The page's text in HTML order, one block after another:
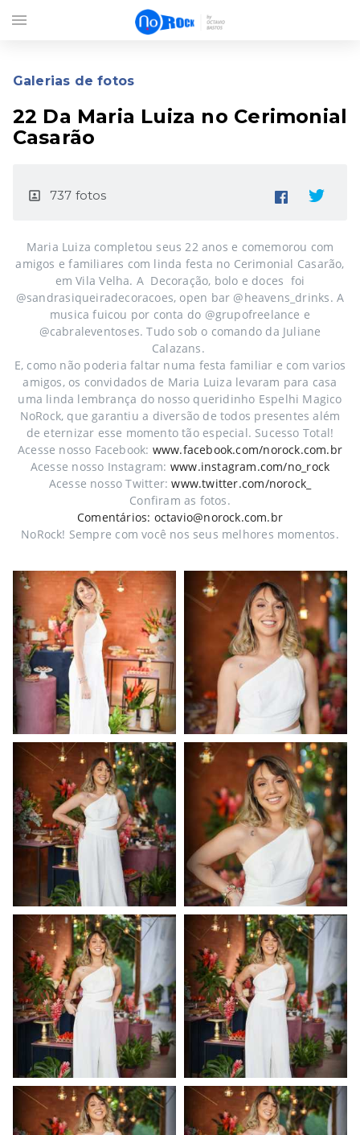
Galerias de fotos
22 Da Maria Luiza no Cerimonial
Casarão
portrait 737 fotos
Maria Luiza completou seus 22 anos e comemorou com
amigos e familiares com linda festa no Cerimonial Casarão,
em Vila Velha. A Decoração, bolo e doces foi
@sandrasiqueiradecoracoes, open bar @heavens_drinks. A
musica fuicou por conta do @grupofreelance e
@cabraleventoses. Tudo sob o comando da Juliane
Calazans.
E, como não poderia faltar numa festa familiar e com varios
amigos, os convidados de Maria Luiza levaram para casa
uma linda lembrança do nosso queridinho Espelhi Magico
NoRock, que garantiu a diversão de todos presentes além
de eternizar esse momento tão especial. Sucesso Total!
Acesse nosso Facebook: www.facebook.com/norock.com.br
Acesse nosso Instagram: www.instagram.com/no_rock
Acesse nosso Twitter:www.twitter.com/norock_
Confiram as fotos.
Comentários: octavio@norock.com.br
NoRock! Sempre com você nos seus melhores momentos.
menu